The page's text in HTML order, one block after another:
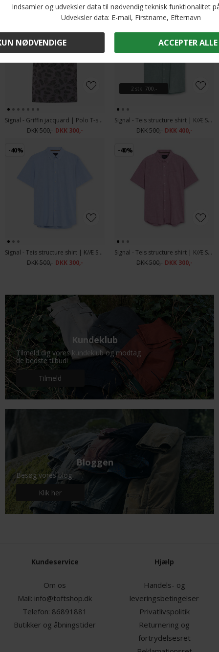
Signal - Griffin jacquard | Polo T-shirt Shadow Grey
DKK 500,- DKK 300,-
-20%
2 stk. 700.-
Signal - Teis structure shirt | K/Æ Skjorte Green Ivy
DKK 500,- DKK 400,-
-40%
Signal - Teis structure shirt | K/Æ Skjorte Blue Wind
DKK 500,- DKK 300,-
-40%
Signal - Teis structure shirt | K/Æ Skjorte Mauve Rose
DKK 500,- DKK 300,-
Kundeklub
Tilmeld dig vores kundeklub og modtag
de bedste tilbud!
Tilmeld
Bloggen
Besøg vores blog
Klik her
Kundeservice
Om os
Mail: info@toftshop.dk
Telefon: 86891881
Butikker og åbningstider
Hjælp
Handels- og
leveringsbetingelser
Privatlivspolitik
Returnering og
fortrydelsesret